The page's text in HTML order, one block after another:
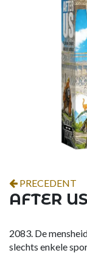
PRECEDENT
AFTER
2083. De
slechts enkele